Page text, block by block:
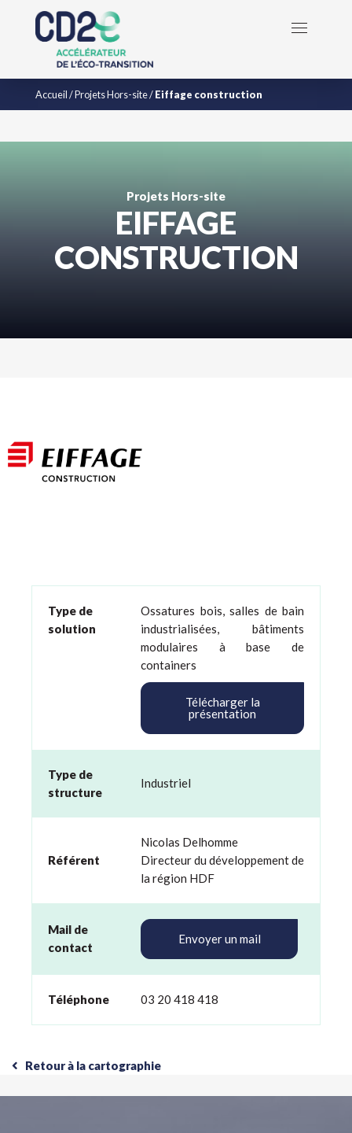
Accueil/Projets Hors-site/Eiffage construction
Projets Hors-site
EIFFAGE
CONSTRUCTION
Type de
solution
Ossatures bois, salles de bain
industrialisées, bâtiments
modulaires à base de
containers
Télécharger la
présentation
Type de
structure
Industriel
Référent
Nicolas Delhomme
Directeur du développement de
la région HDF
Mail de
contact
Envoyer un mail
Téléphone 03 20 418 418
Retour à la cartographie